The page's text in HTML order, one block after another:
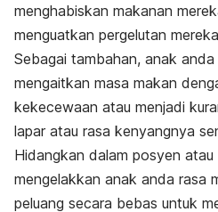
menghabiskan makanan
menguatkan pergelutan
Sebagai tambahan, anak
mengaitkan masa makan
kekecewaan atau menjadi
lapar atau rasa kenyangnya
Hidangkan dalam posyen
mengelakkan anak anda rasa
peluang secara bebas untuk